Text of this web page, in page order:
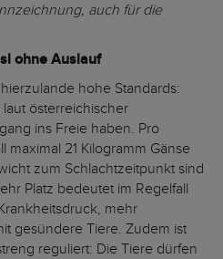
auch für die
ohne Auslauf
hohe Standards:
österreichischer
ins Freie haben. Pro
maximal 21 Kilogramm Gänse
zum Schlachtzeitpunkt sind
Platz bedeutet im Regelfall
mehr
gesündere Tiere. Zudem ist
reguliert: Die Tiere dürfen